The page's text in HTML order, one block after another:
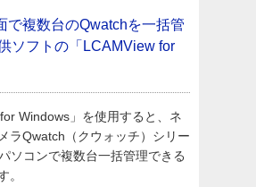
で複数台のQwatchを一括管
ソフトの「LCAMView for
for Windows」を使用すると、ネ
ラQwatch（クウォッチ）シリー
ソコンで複数台一括管理できる
。